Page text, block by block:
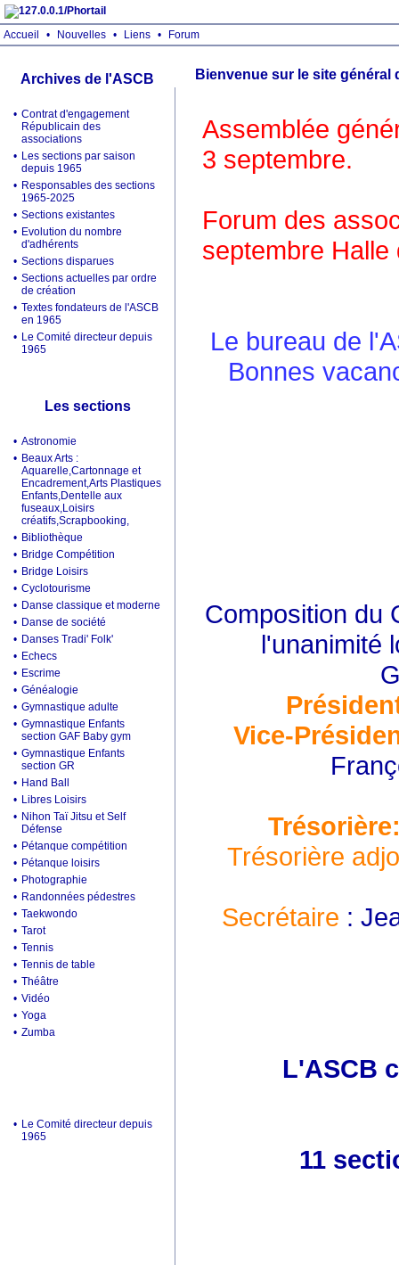
Accueil • Nouvelles • Liens • Forum
Archives de l'ASCB
• Contrat d'engagement
Républicain des
associations
• Les sections par saison
depuis 1965
• Responsables des sections
1965-2025
• Sections existantes
• Evolution du nombre
d'adhérents
• Sections disparues
• Sections actuelles par ordre
de création
• Textes fondateurs de l'ASCB
en 1965
• Le Comité directeur depuis
1965
Les sections
• Astronomie
• Beaux Arts :
Aquarelle,Cartonnage et
Encadrement,Arts Plastiques
Enfants,Dentelle aux
fuseaux,Loisirs
créatifs,Scrapbooking,
• Bibliothèque
• Bridge Compétition
• Bridge Loisirs
• Cyclotourisme
• Danse classique et moderne
• Danse de société
• Danses Tradi' Folk'
• Echecs
• Escrime
• Généalogie
• Gymnastique adulte
• Gymnastique Enfants
section GAF Baby gym
• Gymnastique Enfants
section GR
• Hand Ball
• Libres Loisirs
• Nihon Taï Jitsu et Self
Défense
• Pétanque compétition
• Pétanque loisirs
• Photographie
• Randonnées pédestres
• Taekwondo
• Tarot
• Tennis
• Tennis de table
• Théâtre
• Vidéo
• Yoga
• Zumba
• Le Comité directeur depuis
1965
Bienvenue sur le site général
Assemblée
3 septembre.
Forum des
septembre Halle
Le bureau de
Bonnes
Composition du
l'unanimité
Vice-
Trésorière
Secrétaire :
L'ASCB
11